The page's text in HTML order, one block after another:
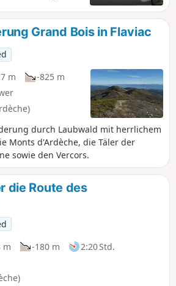
du Coiron
Grand Bois in Flaviac
m
-825 m
durch Laubwald mit herrlichem
Monts d'Ardèche, die Täler der
sowie den Vercors.
die Route des
m -180 m
2:20 Std.